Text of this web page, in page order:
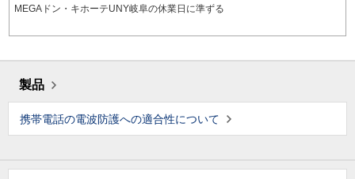
MEGAドン・キホーテUNY岐阜の休業日に準ずる
製品
携帯電話の電波防護への適合性について